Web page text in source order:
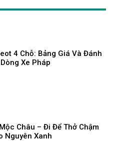
4 Chỗ: Bảng Giá Và Đánh
Xe Pháp
Châu – Đi Để Thở Chậm
Nguyên Xanh